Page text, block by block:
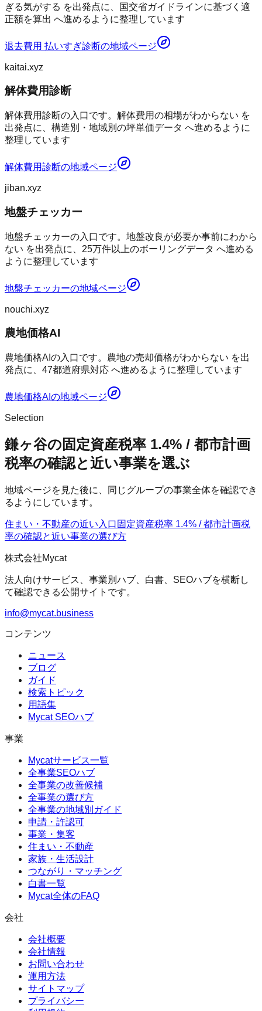
ぎる気がする を出発点に、国交省ガイドラインに基づく適
正額を算出 へ進めるように整理しています
退去費用 払いすぎ診断の地域ページ
kaitai.xyz
解体費用診断
解体費用診断の入口です。解体費用の相場がわからない を
出発点に、構造別・地域別の坪単価データ へ進めるように
整理しています
解体費用診断の地域ページ
jiban.xyz
地盤チェッカー
地盤チェッカーの入口です。地盤改良が必要か事前にわから
ない を出発点に、25万件以上のボーリングデータ へ進める
ように整理しています
地盤チェッカーの地域ページ
nouchi.xyz
農地価格AI
農地価格AIの入口です。農地の売却価格がわからない を出
発点に、47都道府県対応 へ進めるように整理しています
農地価格AI の地域ページ
Selection
鎌ヶ谷の固定資産税率 1.4% / 都市計画
税率の確認と近い事業を選ぶ
地域ページを見た後に、同じグループの事業全体を確認でき
るようにしています。
住まい・不動産の近い入口 固定資産税率 1.4% / 都市計画税
率の確認と近い事業の選び方
株式会社Mycat
法人向けサービス、事業別ハブ、白書、SEOハブを横断し
て確認できる公開サイトです。
info@mycat.business
コンテンツ
ニュース
ブログ
ガイド
検索トピック
用語集
Mycat SEOハブ
事業
Mycatサービス一覧
全事業SEOハブ
全事業の改善候補
全事業の選び方
全事業の地域別ガイド
申請・許認可
事業・集客
住まい・不動産
家族・生活設計
つながり・マッチング
白書一覧
Mycat全体のFAQ
会社
会社概要
会社情報
お問い合わせ
運用方法
サイトマップ
プライバシー